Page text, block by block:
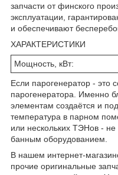
запчасти от финского
эксплуатации,
и обеспечивают
ХАРАКТЕРИСТИКИ
Мощность, кВт:
Если парогенератор - это
парогенератора. Именно
элементам создаётся и
температура в парном
или нескольких ТЭНов -
банным оборудованием.
В нашем интернет-
прочие оригинальные